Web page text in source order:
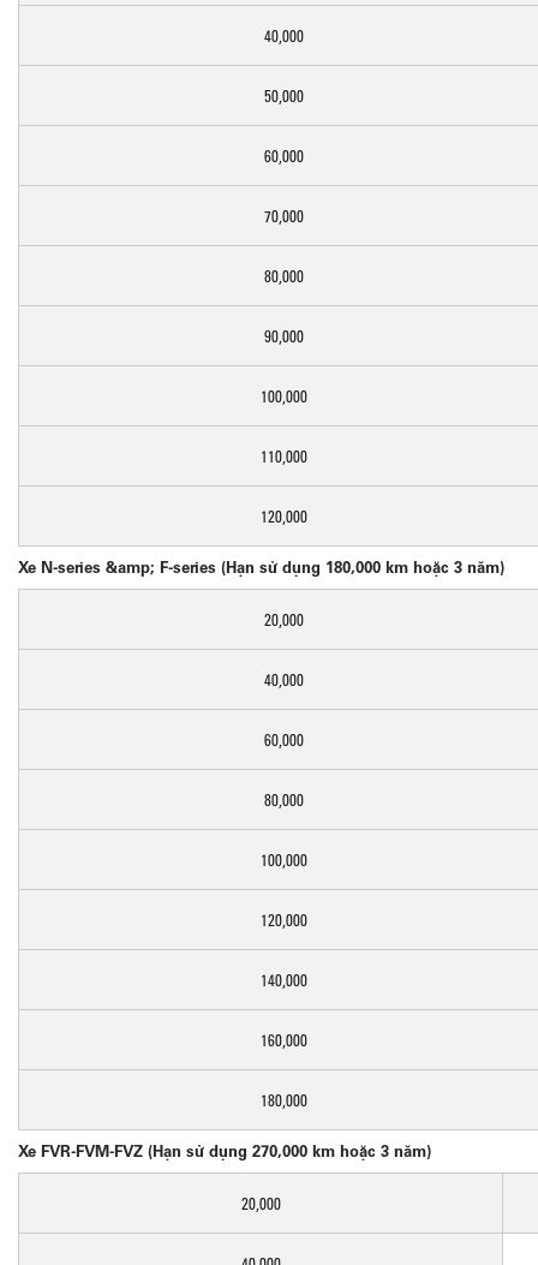
40,000
50,000
60,000
70,000
80,000
90,000
100,000
110,000
120,000
Xe N-series &amp; F-series (Hạn sử dụng 180,000 km hoặc 3 năm)
20,000
40,000
60,000
80,000
100,000
120,000
140,000
160,000
180,000
Xe FVR-FVM-FVZ (Hạn sử dụng 270,000 km hoặc 3 năm)
20,000